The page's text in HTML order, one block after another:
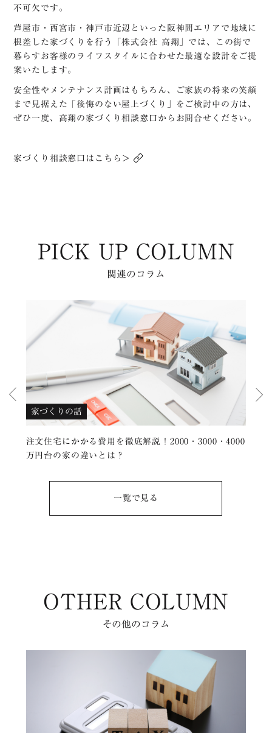
不可欠です。
芦屋市・西宮市・神戸市近辺 といった阪神間エリアで地域に
根差した家づくりを行う「株式会社 高翔」では、この街で
暮らすお客様のライフスタイルに合わせた最適な設計をご提
案いたします。
安全性やメンテナンス計画はもちろん、ご家族の将来の笑顔
まで見据えた「後悔のない屋上づくり」をご検討中の方は、
ぜひ一度、高翔の家づくり相談窓口からお問合せください。
家づくり相談窓口はこちら＞
PICK UP COLUMN
関連のコラム
家づくりの話
注文住宅にかかる費用を徹底解説！2000・3000・4000
万円台の家の違いとは？
一覧で⾒る
OTHER COLUMN
その他のコラム